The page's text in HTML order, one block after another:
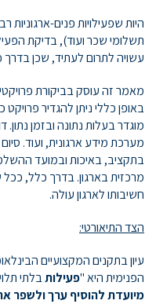
היות שפעילויות פנים-
תשלומי שכר ועוד), בדיקת
עשויה לתרום לעתיד, שכן בדרך
מאמר זה עוסק בביקורת
באופן כללי ניתן להגדיר
מוגדר בעלות נתונה ובזמן
מערכת מידע ארגונית, ועוד.
בתקציב, באיכות ובמועד
מרכזית בארגון. בדרך כלל,
חשיבותו לארגון עולה.
הצד התיאורטי:
הפנימית היא "פעילותבלתי
מיועדת להוסיף ערך ולשפר